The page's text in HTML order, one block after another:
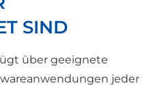
SIND
über geeignete
jeder